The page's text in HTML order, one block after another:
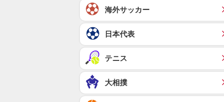
海外サッカー
日本代表
テニス
大相撲